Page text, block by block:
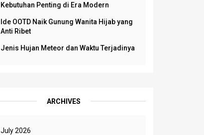
Kebutuhan Penting di Era Modern
Ide OOTD Naik Gunung Wanita Hijab yang
Anti Ribet
Jenis Hujan Meteor dan Waktu Terjadinya
ARCHIVES
July 2026